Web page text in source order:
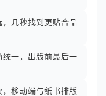
几秒找到更贴合品
一，出版前最后一
移动端与纸书排版